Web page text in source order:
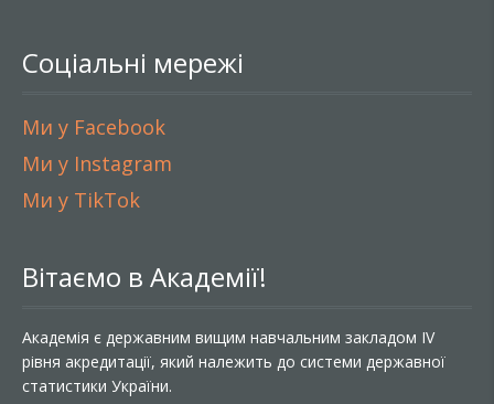
Соціальні мережі
Ми у Facebook
Ми у Instagram
Ми у TikTok
Вітаємо в Академії!
Академія є державним вищим навчальним закладом IV
рівня акредитації, який належить до системи державної
статистики України.